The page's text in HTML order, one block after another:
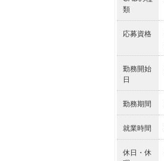
類
応募資格
勤務開始
日
勤務期間
就業時間
休日・休